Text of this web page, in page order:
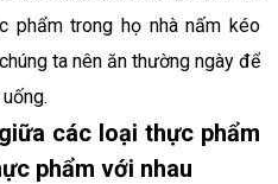
phẩm trong họ nhà nấm kéo
ta nên ăn thường ngày để
các loại thực phẩm
phẩm với nhau